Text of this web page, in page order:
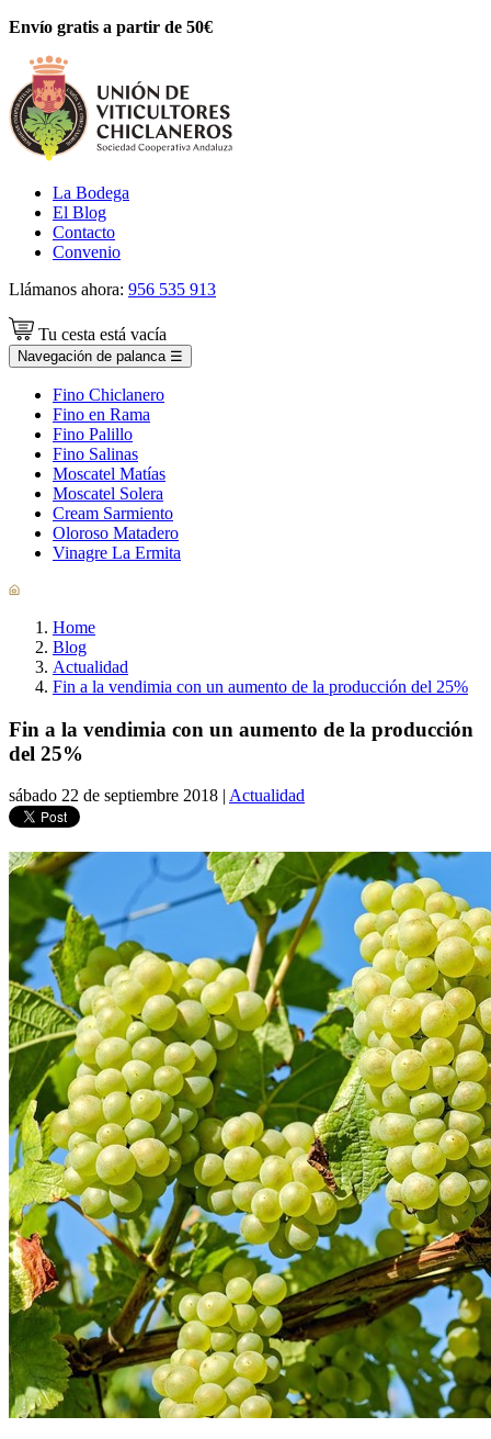
Envío gratis a partir de 50€
La Bodega
El Blog
Contacto
Convenio
Llámanos ahora: 956 535 913
Tu cesta está vacía
Navegación de palanca ☰
Fino Chiclanero
Fino en Rama
Fino Palillo
Fino Salinas
Moscatel Matías
Moscatel Solera
Cream Sarmiento
Oloroso Matadero
Vinagre La Ermita
Home
Blog
Actualidad
Fin a la vendimia con un aumento de la producción del 25%
Fin a la vendimia con un aumento de la producción
del 25%
sábado 22 de septiembre 2018 | Actualidad